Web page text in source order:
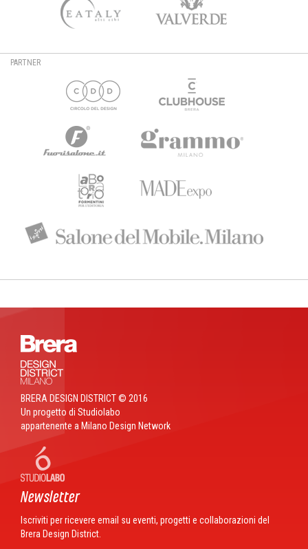
PARTNER
BRERA DESIGN DISTRICT © 2016
Un progetto di Studiolabo
appartenente a Milano Design Network
Newsletter
Iscriviti per ricevere email su eventi, progetti e collaborazioni del
Brera Design District.